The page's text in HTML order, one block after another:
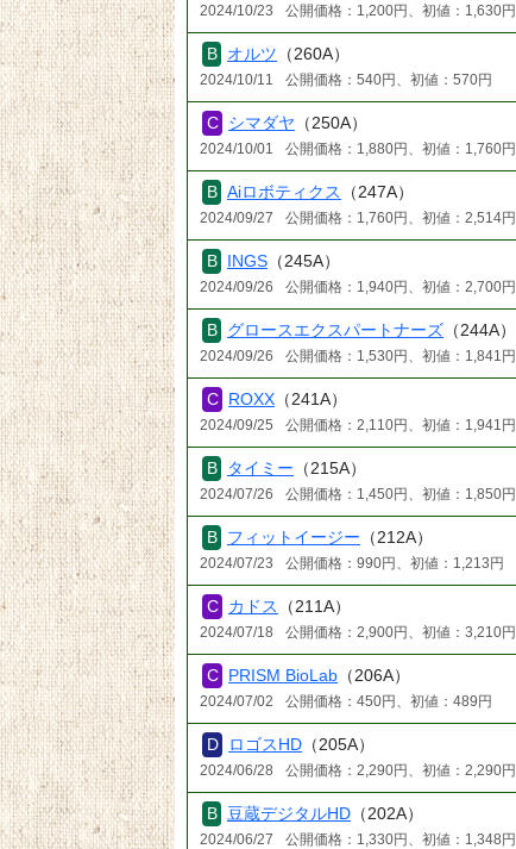
2024/10/23 公開価格：1,200円、初値：1,630円
オルツ （260A）
2024/10/11 公開価格：540円、初値：570円
シマダヤ （250A）
2024/10/01 公開価格：1,880円、初値：1,760円
Aiロボティクス （247A）
2024/09/27 公開価格：1,760円、初値：2,514円
INGS （245A）
2024/09/26 公開価格：1,940円、初値：2,700円
グロースエクスパートナーズ （244A）
2024/09/26 公開価格：1,530円、初値：1,841円
ROXX （241A）
2024/09/25 公開価格：2,110円、初値：1,941円
タイミー （215A）
2024/07/26 公開価格：1,450円、初値：1,850円
フィットイージー （212A）
2024/07/23 公開価格：990円、初値：1,213円
カドス （211A）
2024/07/18 公開価格：2,900円、初値：3,210円
PRISM BioLab （206A）
2024/07/02 公開価格：450円、初値：489円
ロゴスHD （205A）
2024/06/28 公開価格：2,290円、初値：2,290円
豆蔵デジタルHD （202A）
2024/06/27 公開価格：1,330円、初値：1,348円